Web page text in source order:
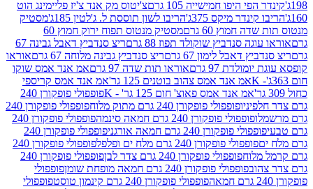
היפו חמישייה 105 גרם
צ'יטוס מק אנד צ'יז פליימינג הוט
מיקס 375ג'
הריבו לשון תוססת ל. ג'לטין 185ג'
מסטיק
חמוץ 60 גרם
מסטיק מנטוס תפוח ירוק חמוץ 60
סנדביץ שוקולד תפוז 88 גרם
ריצ סנדביץ דאבל גבינה 67
דאבל לימון 67 גרם
ריצ סנדביץ גבינה מלוחה 67 גרם
אוראו
97 גרם
אוראו תות שדה 97 גרם
אמ אנד אמס שוקו
אמ אנד אמס צהוב בוטנים 125 גר'
אמ אנד אמס קריספי
אמ אנד אמס פאוצ' חום 125 גר' - K
פופפולי פופקורן 240
פופפולי פופקורן 240 גרם מתוק מלוח
פופפולי פופקורן 240
פופפולי פופקורן 240 גרם חמאה סינמה
פופפולי פופקורן 240
פופקורן 240 גרם חמאה אורגני
פופפולי פופקורן 240
פופפולי פופקורן 240 גרם מלח ים ופלפל
פופפולי פופקורן 240
פופפולי פופקורן 240 גרם צדר לבן
פופפולי פופקורן 240
פופפולי פופקורן 240 גרם חמאה מופחת שומן
פופפולי
פופפולי פופקורן 240 גרם קינמון טוסט
פופפולי